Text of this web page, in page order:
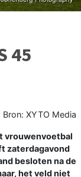
45
Bron: XYTO Media
vrouwenvoetbal
zaterdagavond
besloten na de
het veld niet